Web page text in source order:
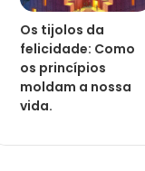
Os tijolos da
felicidade: Como
os princípios
moldam a nossa
vida.